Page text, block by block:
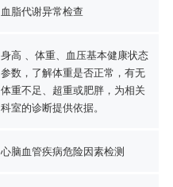
血脂代谢异常检查
身高 、体重、血压基本健康状态
参数，了解体重是否正常，有无
体重不足、超重或肥胖，为相关
科室的诊断提供依据。
心脑血管疾病危险因素检测